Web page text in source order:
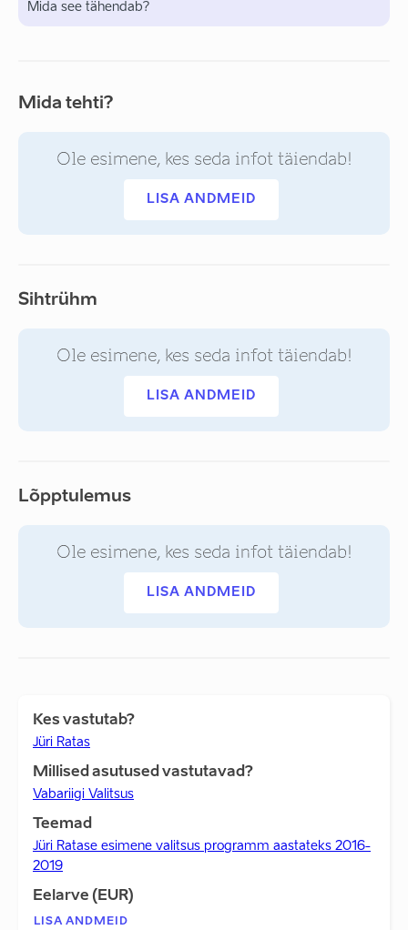
Mida see tähendab?
Mida tehti?
Ole esimene, kes seda infot täiendab!
LISA ANDMEID
Sihtrühm
Ole esimene, kes seda infot täiendab!
LISA ANDMEID
Lõpptulemus
Ole esimene, kes seda infot täiendab!
LISA ANDMEID
Kes vastutab?
Jüri Ratas
Millised asutused vastutavad?
Vabariigi Valitsus
Teemad
Jüri Ratase esimene valitsus programm aastateks 2016-
2019
Eelarve (EUR)
LISA ANDMEID